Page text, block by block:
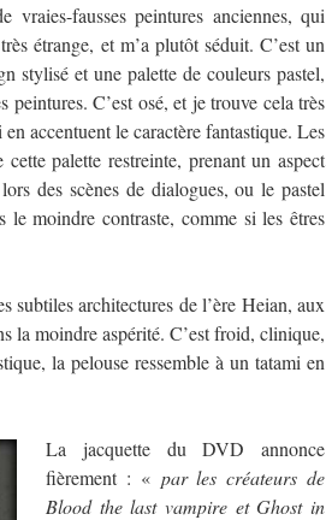
fausses peintures anciennes, qui
étrange, et m’a plutôt séduit. C’est un
stylisé et une palette de couleurs pastel,
peintures. C’est osé, et je trouve cela très
accentuent le caractère fantastique. Les
palette restreinte, prenant un aspect
des scènes de dialogues, ou le pastel
moindre contraste, comme si les êtres
architectures de l’ère Heian, aux
la moindre aspérité. C’est froid, clinique,
la pelouse ressemble à un tatami en
La jacquette du DVD annonce
fièrement : « par les créateurs de
Blood the last vampire et Ghost in